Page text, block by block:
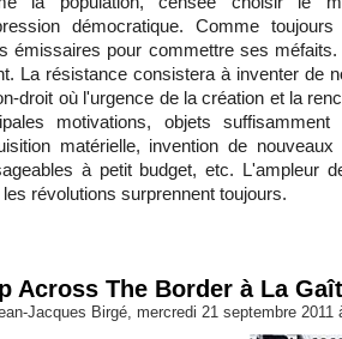
démocratique. Comme
émissaires pour commettre ses
La résistance consistera à inventer de
droit où l'urgence de la création et la
motivations, objets
matérielle, invention de
à petit budget, etc. L'ampleur
révolutions surprennent toujours.
Across The Border à La
Jacques Birgé, mercredi 21 septembre